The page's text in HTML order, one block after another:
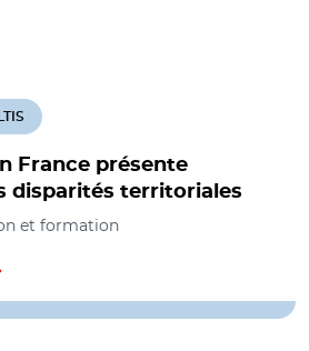
France présente
disparités territoriales
et formation